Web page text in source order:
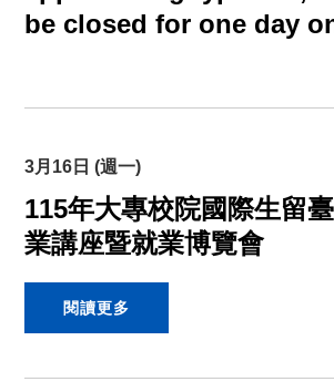
be closed for one day
3月16日 (週一)
115年大專校院國際生留
業講座暨就業博覽會
閱讀更多